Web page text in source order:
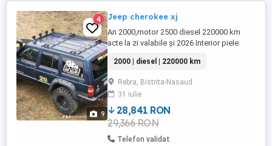
9
4 Jeep cherokee xj
An 2000,motor 2500 diesel 220000 km
acte la zi valabile și 2026 Interior piele
electrice,pilot automat,închidere
centralizată, magazie sd totul funcțional
Jante cu ieșire j8 cauciucuri silverston pe
31,70% plus roți de stradă Schimbat
praguri și izolat ...
2000 | diesel | 220000 km
Rebra, Bistrita-Nasaud
31 iulie
28,841 RON
29,366 RON
Telefon validat